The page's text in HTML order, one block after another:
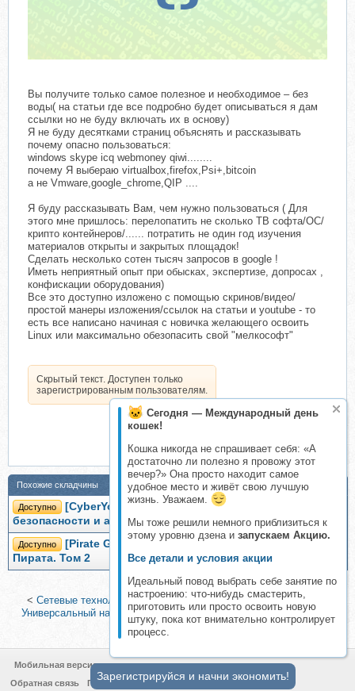
Сегодня — Международный день
кошек!
Кошка никогда не спрашивает себя: «А
достаточно ли полезно я провожу этот
вечер?» Она просто находит самое
удобное место и живёт свою лучшую
жизнь. Уважаем.
Мы тоже решили немного приблизиться к
этому уровню дзена и запускаем Акцию.
Все детали и условия акции
Идеальный повод выбрать себе занятие по
настроению: что-нибудь смастерить,
приготовить или просто освоить новую
штуку, пока кот внимательно контролирует
процесс.
Вы получите только самое полезное и необходимое – без
воды( на статьи где все подробно будет описываться я дам
ссылки но не буду включать их в основу)
Я не буду десятками страниц объяснять и рассказывать
почему опасно пользоваться:
windows skype icq webmoney qiwi........
почему Я выбераю virtualbox,firefox,Psi+,bitcoin
а не Vmware,google_chrome,QIP ....
Я буду рассказывать Вам, чем нужно пользоваться ( Для
этого мне пришлось: перелопатить не сколько TB софта/OC/
крипто контейнеров/...... потратить не один год изучения
материалов открыты и закрытых площадок!
Сделать несколько сотен тысяч запросов в google !
Иметь неприятный опыт при обысках, экспертизе, допросах ,
конфискации оборудования)
Все это доступно изложено с помощью скринов/видео/
простой манеры изложения/ссылок на статьи и youtube - то
есть все написано начиная с новичка желающего освоить
Linux или максимально обезопасить свой "мелкософт"
Скрытый текст. Доступен только
зарегистрированным пользователям.
Похожие складчины
Доступно
[CyberYozh] Комплексная настройка
безопасности и анонимности (Евгений Ивченков)
Доступно
[Pirate Group] Анонимность и безопасность от
Пирата. Том 2
< Сетевые технологии, 2012 (Александр Кириллов)|[IT Skills]
Универсальный набор системного администратора (Севостьянов
Антон)>
Мобильная версия
Обратная связь
Политика конфиденциальности
Зарегистрируйся и начни экономить!